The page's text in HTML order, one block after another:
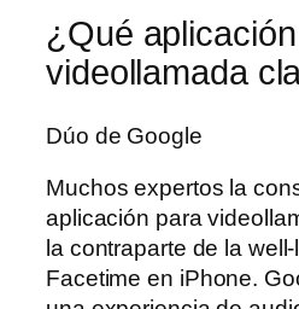
¿Qué
videollamada
Dúo de Google
Muchos expertos la
aplicación para
la contraparte de la
Facetime en iPhone.